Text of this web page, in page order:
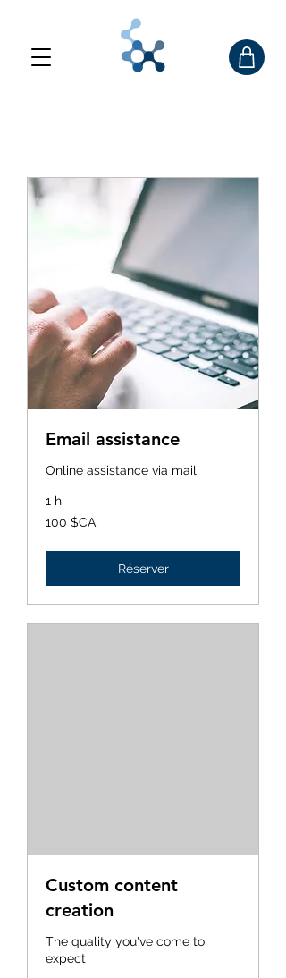
Email assistance
Online assistance via mail
1 h
dollars
100 $CA
Réserver
Custom content
creation
The quality you've come to
expect